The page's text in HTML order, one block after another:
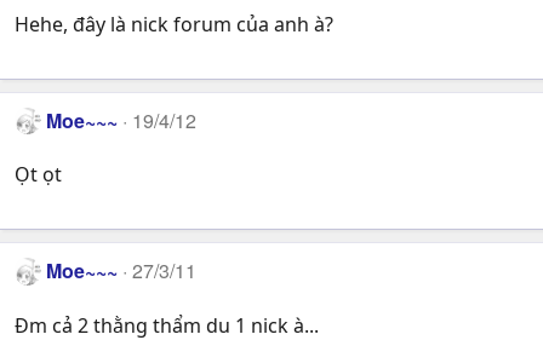
Hehe, đây là nick forum của anh à?
Moe~~~ 19/4/12
Ọt ọt
Moe~~~ 27/3/11
Đm cả 2 thằng thẩm du 1 nick à...